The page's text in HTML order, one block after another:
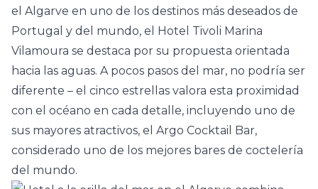
el Algarve en uno de los destinos más deseados de
Portugal y del mundo, el Hotel Tivoli Marina
Vilamoura se destaca por su propuesta orientada
hacia las aguas. A pocos pasos del mar, no podría ser
diferente – el cinco estrellas valora esta proximidad
con el océano en cada detalle, incluyendo uno de
sus mayores atractivos, el Argo Cocktail Bar,
considerado uno de los mejores bares de coctelería
del mundo.